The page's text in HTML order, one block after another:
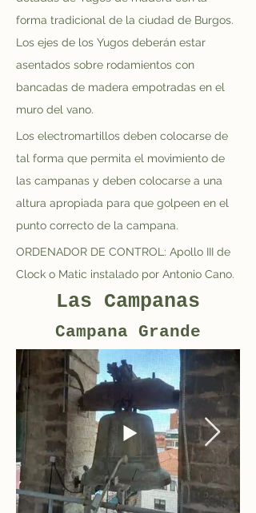
forma tradicional de la ciudad de Burgos.
Los ejes de los Yugos deberán estar
asentados sobre rodamientos con
bancadas de madera empotradas en el
muro del vano.
Los electromartillos deben colocarse de
tal forma que permita el movimiento de
las campanas y deben colocarse a una
altura apropiada para que golpeen en el
punto correcto de la campana.
ORDENADOR DE CONTROL: Apollo III de
Clock o Matic instalado por Antonio Cano.
Las Campanas
Campana Grande